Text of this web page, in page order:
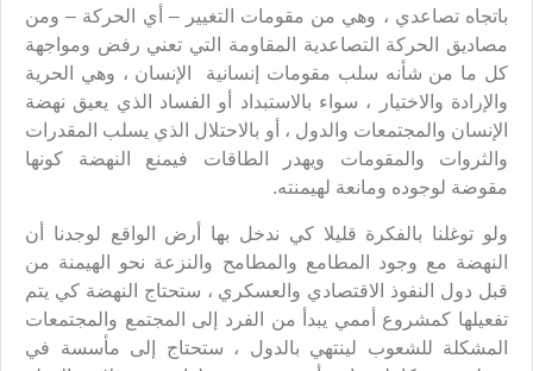
باتجاه تصاعدي ، وهي من مقومات التغيير – أي الحركة – ومن
مصاديق الحركة التصاعدية المقاومة التي تعني رفض ومواجهة
كل ما من شأنه سلب مقومات إنسانية الإنسان ، وهي الحرية
والإرادة والاختيار ، سواء بالاستبداد أو الفساد الذي يعيق نهضة
الإنسان والمجتمعات والدول ، أو بالاحتلال الذي يسلب المقدرات
والثروات والمقومات ويهدر الطاقات فيمنع النهضة كونها
مقوضة لوجوده ومانعة لهيمنته.
ولو توغلنا بالفكرة قليلا كي ندخل بها أرض الواقع لوجدنا أن
النهضة مع وجود المطامع والمطامح والنزعة نحو الهيمنة من
قبل دول النفوذ الاقتصادي والعسكري ، ستحتاج النهضة كي يتم
تفعيلها كمشروع أممي يبدأ من الفرد إلى المجتمع والمجتمعات
المشكلة للشعوب لينتهي بالدول ، ستحتاج إلى مأسسة في